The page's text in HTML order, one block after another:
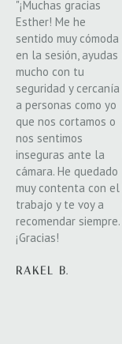
"¡Muchas gracias
Esther! Me he
sentido muy cómoda
en la sesión, ayudas
mucho con tu
seguridad y cercanía
a personas como yo
que nos cortamos o
nos sentimos
inseguras ante la
cámara. He quedado
muy contenta con el
trabajo y te voy a
recomendar siempre.
¡Gracias!
RAKEL B.